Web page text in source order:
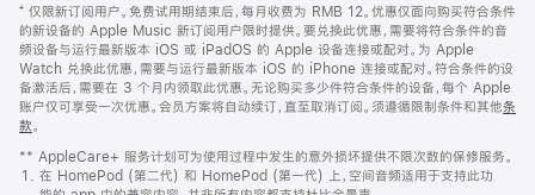
页
页
脚
⁺ 仅限新订阅用户。免费试用期结束后，每月收费为 RMB 12。优惠仅面向购买符合条件
的新设备的 Apple Music 新订阅用户限时提供。要兑换此优惠，需要将符合条件的音
频设备与运行最新版本 iOS 或 iPadOS 的 Apple 设备连接或配对。为 Apple
Watch 兑换此优惠，需要与运行最新版本 iOS 的 iPhone 连接或配对。符合条件的设
备激活后，需要在 3 个月内领取此优惠。无论购买多少件符合条件的设备，每个 Apple
账户仅可享受一次优惠。会员方案将自动续订，直至取消订阅。须遵循限制条件和其他条
款。
窗
口
** AppleCare+ 服务计划可为使用过程中发生的意外损坏提供不限次数的保修服务。
在 HomePod (第二代) 和 HomePod (第一代) 上，空间音频适用于支持此功